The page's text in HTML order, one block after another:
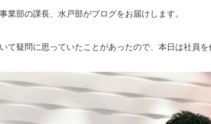
業部の課長、水戸部がブログをお届けします。
て疑問に思っていたことがあったので、本日は社員